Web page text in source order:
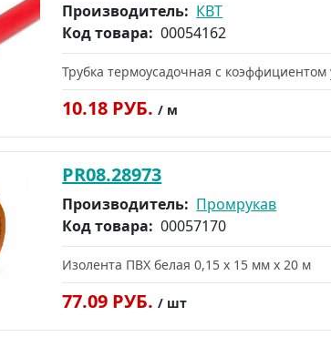
Производитель: КВТ
Код товара: 00054162
Трубка термоусадочная с
10.18 РУБ./ м
PR08.28973
Производитель: Промрукав
Код товара: 00057170
Изолента ПВХ белая 0,15 x 15 мм х 20 м
77.09 РУБ./ шт